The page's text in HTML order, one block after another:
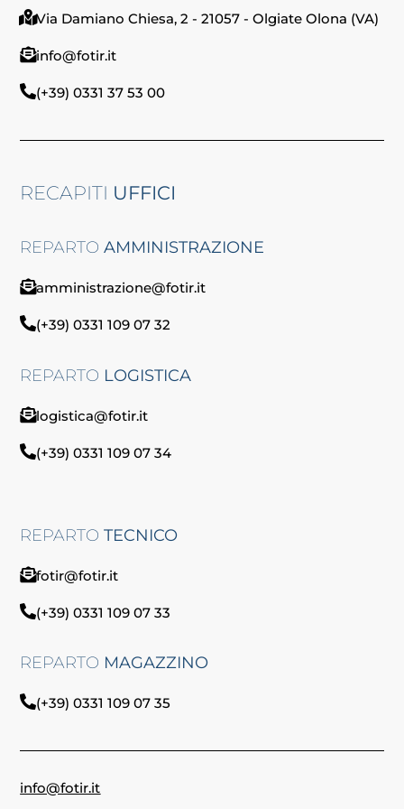
Via Damiano Chiesa, 2 - 21057 - Olgiate Olona (VA)
info@fotir.it
(+39) 0331 37 53 00
RECAPITI UFFICI
REPARTOAMMINISTRAZIONE
amministrazione@fotir.it
(+39) 0331 109 07 32
REPARTO LOGISTICA
logistica@fotir.it
(+39) 0331 109 07 34
REPARTOTECNICO
fotir@fotir.it
(+39) 0331 109 07 33
REPARTO MAGAZZINO
(+39) 0331 109 07 35
info@fotir.it